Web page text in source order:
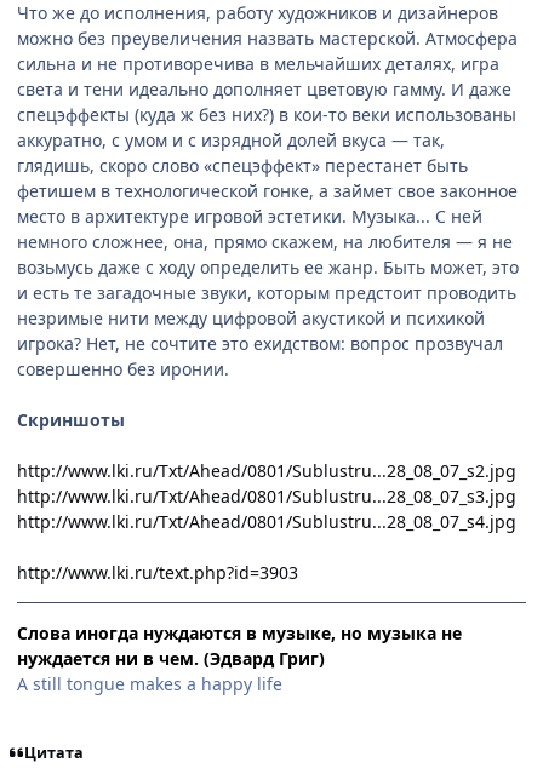
Что же до исполнения, работу художников и дизайнеров
можно без преувеличения назвать мастерской. Атмосфера
сильна и не противоречива в мельчайших деталях, игра
света и тени идеально дополняет цветовую гамму. И даже
спецэффекты (куда ж без них?) в кои-то веки использованы
аккуратно, с умом и с изрядной долей вкуса — так,
глядишь, скоро слово «спецэффект» перестанет быть
фетишем в технологической гонке, а займет свое законное
место в архитектуре игровой эстетики. Музыка... С ней
немного сложнее, она, прямо скажем, на любителя — я не
возьмусь даже с ходу определить ее жанр. Быть может, это
и есть те загадочные звуки, которым предстоит проводить
незримые нити между цифровой акустикой и психикой
игрока? Нет, не сочтите это ехидством: вопрос прозвучал
совершенно без иронии.
Скриншоты
http://www.lki.ru/Txt/Ahead/0801/Sublustru...28_08_07_s2.jpg
http://www.lki.ru/Txt/Ahead/0801/Sublustru...28_08_07_s3.jpg
http://www.lki.ru/Txt/Ahead/0801/Sublustru...28_08_07_s4.jpg
http://www.lki.ru/text.php?id=3903
Слова иногда нуждаются в музыке, но музыка не
нуждается ни в чем. (Эдвард Григ)
A still tongue makes a happy life
Цитата